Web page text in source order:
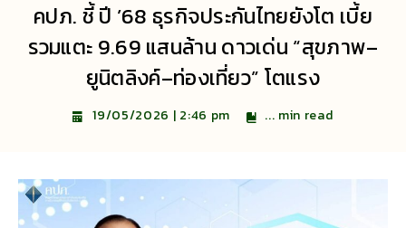
คปภ. ชี้ ปี ’68 ธุรกิจประกันไทยยังโต เบี้ย
รวมแตะ 9.69 แสนล้าน ดาวเด่น “สุขภาพ–
ยูนิตลิงค์–ท่องเที่ยว” โตแรง
19/05/2026 | 2:46 pm ... min read